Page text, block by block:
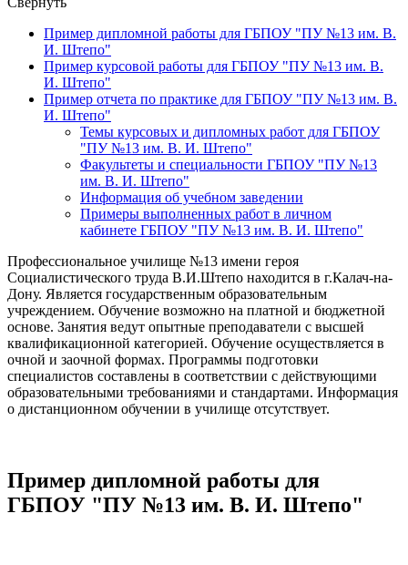
Пример дипломной работы для ГБПОУ "ПУ №13 им. В.
И. Штепо"
Пример курсовой работы для ГБПОУ "ПУ №13 им. В.
И. Штепо"
Пример отчета по практике для ГБПОУ "ПУ №13 им. В.
И. Штепо"
Темы курсовых и дипломных работ для ГБПОУ
"ПУ №13 им. В. И. Штепо"
Факультеты и специальности ГБПОУ "ПУ №13
им. В. И. Штепо"
Информация об учебном заведении
Примеры выполненных работ в личном
кабинете ГБПОУ "ПУ №13 им. В. И. Штепо"
Профессиональное училище №13 имени героя
Социалистического труда В.И.Штепо находится в г.Калач-на-
Дону. Является государственным образовательным
учреждением. Обучение возможно на платной и бюджетной
основе. Занятия ведут опытные преподаватели с высшей
квалификационной категорией. Обучение осуществляется в
очной и заочной формах. Программы подготовки
специалистов составлены в соответствии с действующими
образовательными требованиями и стандартами. Информация
о дистанционном обучении в училище отсутствует.
Пример дипломной работы для
ГБПОУ "ПУ №13 им. В. И. Штепо"